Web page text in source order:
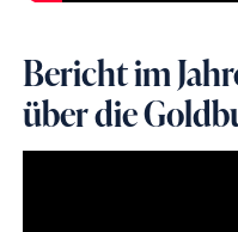
Bericht im
über die